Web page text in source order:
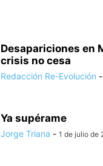
Desapariciones en
crisis no cesa
Redacción Re-Evolución -
Ya supérame
Jorge Triana - 1 de julio de